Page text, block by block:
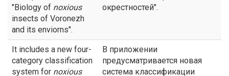
"Biology of noxious
insects of Voronezh
and its enviorns".
окрестностей".
It includes a new four-
category classification
system for noxious
В приложении
предусматривается новая
система классификации